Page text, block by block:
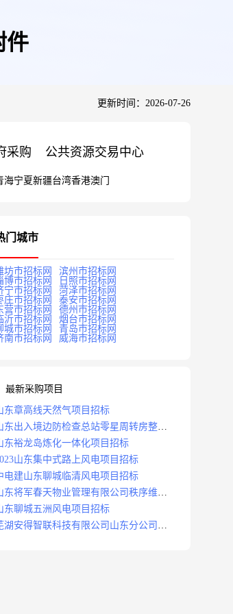
件
更新时间：2026-07-26
采购 公共资源交易中心
海宁夏新疆台湾香港澳门
门城市
坊市招标网
滨州市招标网
博市招标网
日照市招标网
宁市招标网
菏泽市招标网
庄市招标网
泰安市招标网
营市招标网
德州市招标网
沂市招标网
烟台市招标网
城市招标网
青岛市招标网
南市招标网
威海市招标网
最新采购项目
东章高线天然气项目招标
东出入境边防检查总站零星周转房整修
目招标中标
东裕龙岛炼化一体化项目招标
山东集中式路上风电项目招标
电建山东聊城临清风电项目招标
东将军春天物业管理有限公司秩序维护
务项目招标公告
东聊城五洲风电项目招标
湖安得智联科技有限公司山东分公司济